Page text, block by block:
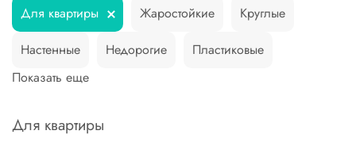
Для квартиры
Жаростойкие
Круглые
Настенные
Недорогие
Пластиковые
Показать еще
Для квартиры